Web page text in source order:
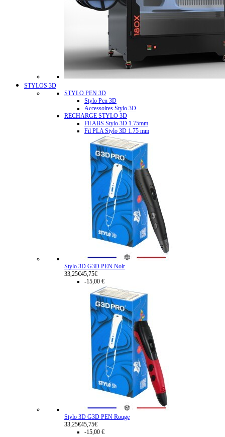
STYLOS 3D
STYLO PEN 3D
Stylo Pen 3D
Accessoires Stylo 3D
RECHARGE STYLO 3D
Fil ABS Stylo 3D 1.75mm
Fil PLA Stylo 3D 1.75 mm
Stylo 3D G3D PEN Noir
33,25€45,75€
-15,00 €
Stylo 3D G3D PEN Rouge
33,25€45,75€
-15,00 €